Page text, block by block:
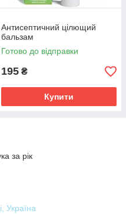
Антисептичний цілющий
бальзам
Готово до відправки
195 ₴
Купити
за рік
Україна